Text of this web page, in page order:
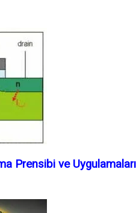
Prensibi ve Uygulamaları